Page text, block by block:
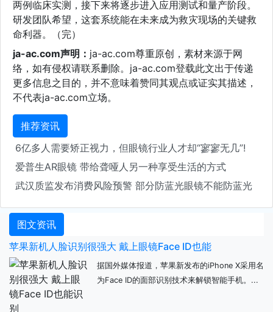
两例临床实测，接下来将逐步进入应用测试和量产阶段。
研发团队希望，这套系统能在未来成为救灾现场的关键救
命利器。（完）
ja-ac.com声明： ja-ac.com尊重原创，素材来源于网
络，如有侵权请联系删除。ja-ac.com登载此文出于传递
更多信息之目的，并不意味着赞同其观点或证实其描述，
不代表ja-ac.com立场。
推荐资讯
6亿多人需要矫正视力，但眼镜行业人才却“寥寥无几”!
爱普生AR眼镜 带给聋哑人另一种享受生活的方式
武汉质监发布消费风险预警 部分防蓝光眼镜不能防蓝光
图文资讯
苹果新机人脸识别很强大 戴上眼镜Face ID也能
据国外媒体报道，苹果新发布的iPhone X采用名
为Face ID的面部识别技术来解锁智能手机。...